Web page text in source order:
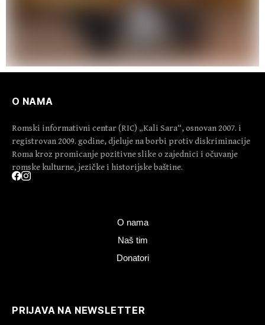
O NAMA
Romski informativni centar (RIC) „Kali Sara“, osnovan 2007. i
registrovan 2009. godine, djeluje na borbi protiv diskriminacije
Roma kroz promicanje pozitivne slike o zajednici i očuvanje
romske kulturne, jezičke i historijske baštine.
O nama
Naš tim
Donatori
PRIJAVA NA NEWSLETTER